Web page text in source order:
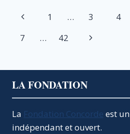
LEVIER
PLUS
SÛR
ET
MOINS
COÛTEUX
Navigation
de
Page
précédente
1 … 3 4
7
… 42
Page
LA FONDATION
La Fondation Concorde est un
indépendant et ouvert.